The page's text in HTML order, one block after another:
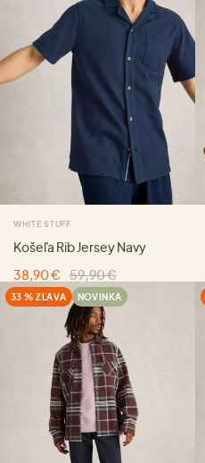
WHITE STUFF
Košeľa Rib Jersey Navy
38,90 €
59,90 €
33 % ZĽAVA NOVINKA